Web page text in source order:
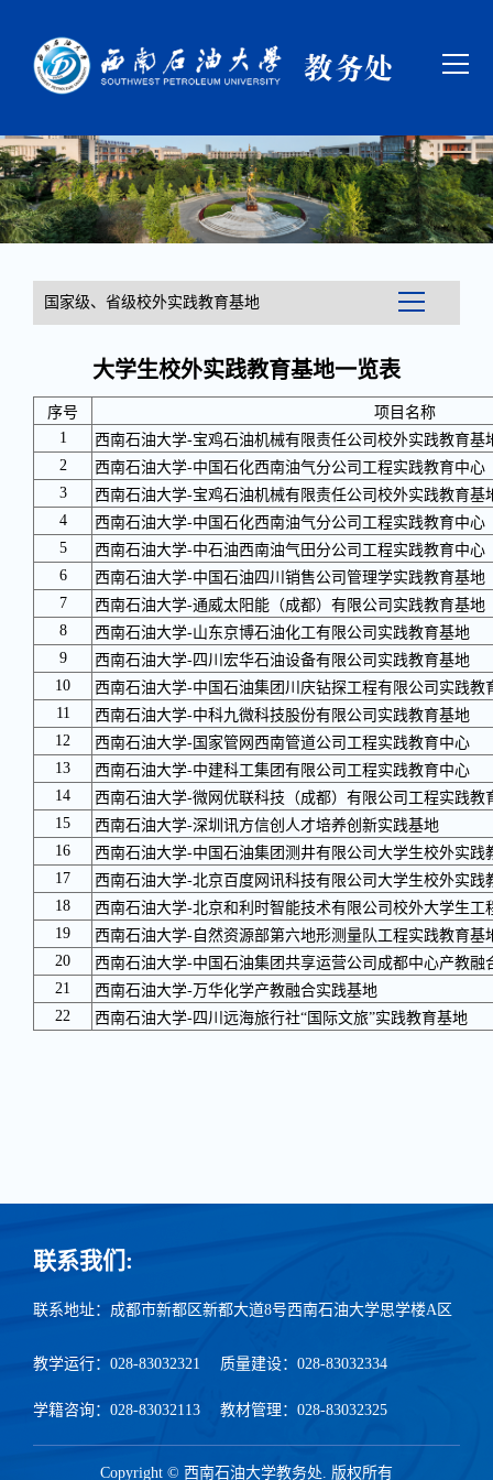
国家级、省级校外实践教育基地
大学生校外实践教育基地一览表
序号
项目名称
1
西南石油大学-宝鸡石油机械有限责任公司校外实践教育基
2
西南石油大学-中国石化西南油气分公司工程实践教育中心
3
西南石油大学-宝鸡石油机械有限责任公司校外实践教育基
4
西南石油大学-中国石化西南油气分公司工程实践教育中心
5
西南石油大学-中石油西南油气田分公司工程实践教育中心
6
西南石油大学-中国石油四川销售公司管理学实践教育基地
7
西南石油大学-通威太阳能（成都）有限公司实践教育基地
8
西南石油大学-山东京博石油化工有限公司实践教育基地
9
西南石油大学-四川宏华石油设备有限公司实践教育基地
10
西南石油大学-中国石油集团川庆钻探工程有限公司实践教
11
西南石油大学-中科九微科技股份有限公司实践教育基地
12
西南石油大学-国家管网西南管道公司工程实践教育中心
13
西南石油大学-中建科工集团有限公司工程实践教育中心
14
西南石油大学-微网优联科技（成都）有限公司工程实践教
15
西南石油大学-深圳讯方信创人才培养创新实践基地
16
西南石油大学-中国石油集团测井有限公司大学生校外实践
17
西南石油大学-北京百度网讯科技有限公司大学生校外实践
18
西南石油大学-北京和利时智能技术有限公司校外大学生工
19
西南石油大学-自然资源部第六地形测量队工程实践教育基
20
西南石油大学-中国石油集团共享运营公司成都中心产教融
21
西南石油大学-万华化学产教融合实践基地
22
西南石油大学-四川远海旅行社“国际文旅”实践教育基地
联系我们:
联系地址：成都市新都区新都大道8号西南石油大学思学楼A区
教学运行：028-83032321 质量建设：028-83032334
学籍咨询：028-83032113 教材管理：028-83032325
Copyright © 西南石油大学教务处. 版权所有